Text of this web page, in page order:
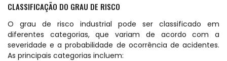
CLASSIFICAÇÃO DO GRAU DE RISCO
O grau de risco industrial pode ser classificado em
diferentes categorias, que variam de acordo com a
severidade e a probabilidade de ocorrência de acidentes.
As principais categorias incluem: